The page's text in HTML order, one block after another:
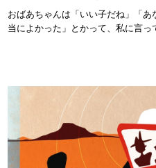
おばあちゃんは「いい子だね」「
当によかった」とかって、私に言っ